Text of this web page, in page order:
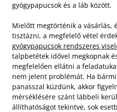
gyógypapucsok és a láb között.
Mielőtt megtörténik a vásárlás,
tisztázni, a megfelelő vétel
gyógypapucsok rendszeres
talpbetétek idővel megkopnak
megfelelően ellátni a
nem jelent problémát. Ha
panasszal küzdünk, akkor
mérséklésére szánt lábbeli
állíthatóságot tekintve, sok